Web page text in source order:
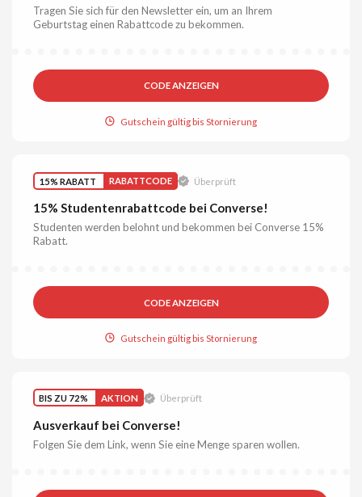
Tragen Sie sich für den Newsletter ein, um an Ihrem
Geburtstag einen Rabattcode zu bekommen.
CODE ANZEIGEN
Gutschein gültig bis Stornierung
15% RABATT RABATTCODE Überprüft
15% Studentenrabattcode bei Converse!
Studenten werden belohnt und bekommen bei Converse 15%
Rabatt.
CODE ANZEIGEN
Gutschein gültig bis Stornierung
BIS ZU 72% AKTION Überprüft
Ausverkauf bei Converse!
Folgen Sie dem Link, wenn Sie eine Menge sparen wollen.